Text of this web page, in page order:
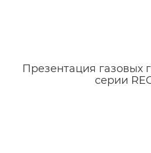
Презентация газовых
серии